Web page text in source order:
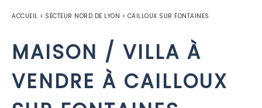
ACCUEIL > SECTEUR NORD DE LYON > CAILLOUX SUR FONTAINES
MAISON / VILLA À
VENDRE À CAILLOUX